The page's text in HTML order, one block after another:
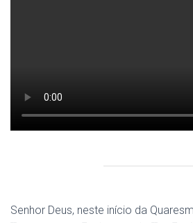
Senhor Deus, neste início da